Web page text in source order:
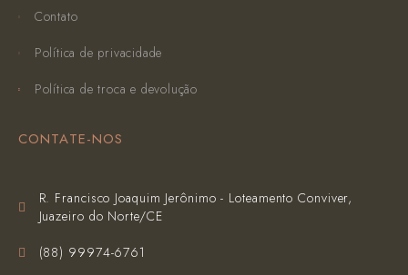
Contato
Política de privacidade
Política de troca e devolução
CONTATE-NOS
R. Francisco Joaquim Jerônimo - Loteamento Conviver,
Juazeiro do Norte/CE
(‪88) 99974-6761‬